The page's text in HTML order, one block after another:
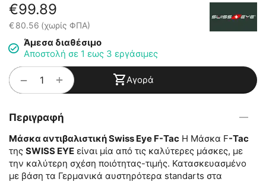
€99.89
€80.56 (χωρίς ΦΠΑ)
Άμεσα διαθέσιμο
Αποστολή σε 1 εως 3 εργάσιμες
+
− Αγορά
Περιγραφή
Μάσκα αντιβαλιστική Swiss Eye F-Tac Η Μάσκα F-Tac
της SWISS EYE είναι μία από τις καλύτερες μάσκες, με
την καλύτερη σχέση ποιότητας-τιμής. Κατασκευασμένο
με βάση τα Γερμανικά αυστηρότερα standarts στα